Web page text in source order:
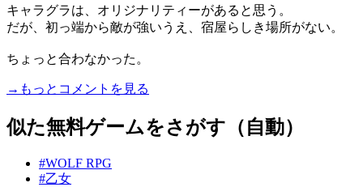
キャラグラは、オリジナリティーがあると思う。
だが、初っ端から敵が強いうえ、宿屋らしき場所がない。
ちょっと合わなかった。
→もっとコメントを見る
似た無料ゲームをさがす（自動）
#WOLF RPG
#乙女